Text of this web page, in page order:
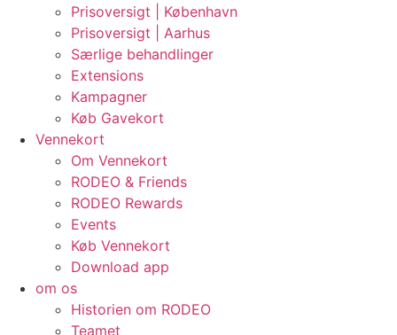
Prisoversigt | København
Prisoversigt | Aarhus
Særlige behandlinger
Extensions
Kampagner
Køb Gavekort
Vennekort
Om Vennekort
RODEO & Friends
RODEO Rewards
Events
Køb Vennekort
Download app
om os
Historien om RODEO
Teamet